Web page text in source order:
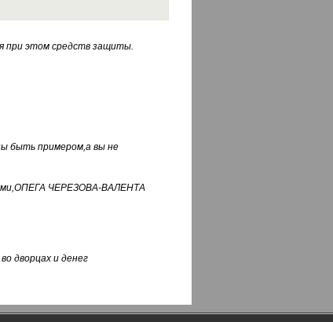
при этом средств защиты.
быть примером,а вы не
ЧЕРЕЗОВА-ВАЛЕНТА
дворцах и денег